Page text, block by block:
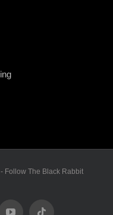
Follow The Black Rabbit